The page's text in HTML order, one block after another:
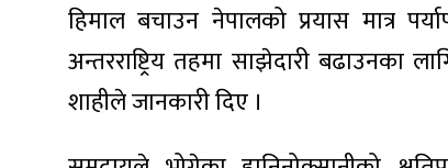
हिमाल बचाउन नेपालको प्रयास मात्र
अन्तरराष्ट्रिय तहमा साझेदारी बढाउनका
शाहीले जानकारी दिए ।